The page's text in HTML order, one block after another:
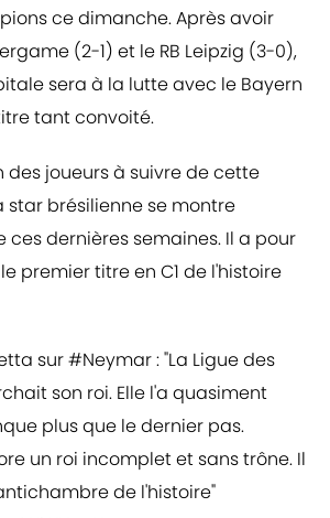
ce dimanche. Après avoir
(2-1) et le RB Leipzig (3-0),
sera à la lutte avec le Bayern
tant convoité.
des joueurs à suivre de cette
star brésilienne se montre
ces dernières semaines. Il a pour
premier titre en C1 de l'histoire
sur#Neymar: "La Ligue des
son roi. Elle l'a quasiment
plus que le dernier pas.
un roi incomplet et sans trône. Il
de l'histoire"